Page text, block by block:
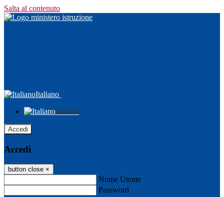
Salta al contenuto
Italiano
Italiano
Accedi
Accedi
button close ×
Nome Utente
Password